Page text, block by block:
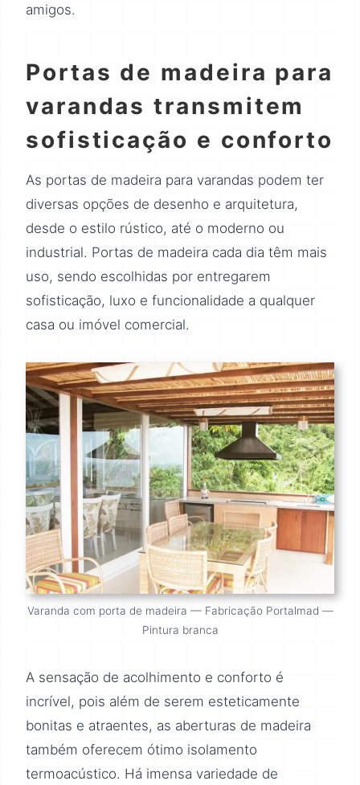
amigos.
Portas de madeira para
varandas transmitem
sofisticação e conforto
As portas de madeira para varandas podem ter
diversas opções de desenho e arquitetura,
desde o estilo rústico, até o moderno ou
industrial. Portas de madeira cada dia têm mais
uso, sendo escolhidas por entregarem
sofisticação, luxo e funcionalidade a qualquer
casa ou imóvel comercial.
Varanda com porta de madeira — Fabricação Portalmad —
Pintura branca
A sensação de acolhimento e conforto é
incrível, pois além de serem esteticamente
bonitas e atraentes, as aberturas de madeira
também oferecem ótimo isolamento
termoacústico. Há imensa variedade de